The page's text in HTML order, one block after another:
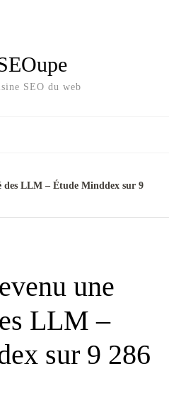
SEO du web
des LLM – Étude Minddex sur 9
une
LLM –
sur 9 286